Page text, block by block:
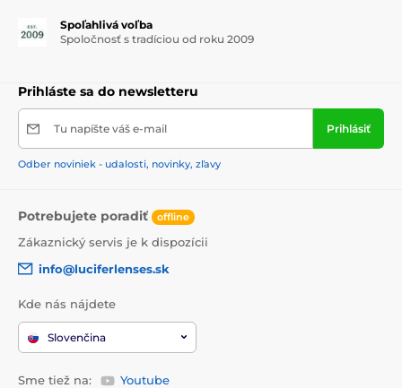
Spoľahlivá voľba
Spoločnosť s tradíciou od roku 2009
Prihláste sa do newsletteru
Tu napíšte váš e-mail Prihlásiť
Odber noviniek - udalosti, novinky, zľavy
Potrebujete poradiť offline
Zákaznický servis je k dispozícii
info@luciferlenses.sk
Kde nás nájdete
Slovenčina
Sme tiež na: Youtube